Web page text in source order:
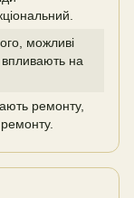
можливі
на
ремонту,